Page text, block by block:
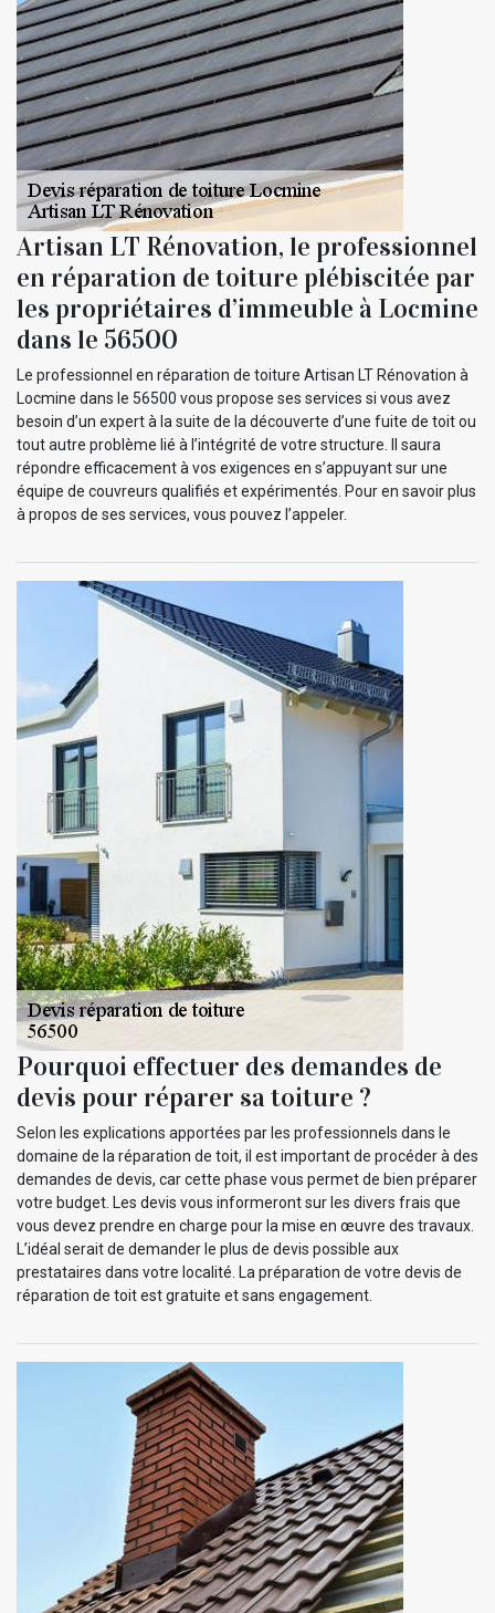
Artisan LT Rénovation, le professionnel
en réparation de toiture plébiscitée par
les propriétaires d’immeuble à Locmine
dans le 56500
Le professionnel en réparation de toiture Artisan LT Rénovation à
Locmine dans le 56500 vous propose ses services si vous avez
besoin d’un expert à la suite de la découverte d’une fuite de toit ou
tout autre problème lié à l’intégrité de votre structure. Il saura
répondre efficacement à vos exigences en s’appuyant sur une
équipe de couvreurs qualifiés et expérimentés. Pour en savoir plus
à propos de ses services, vous pouvez l’appeler.
Pourquoi effectuer des demandes de
devis pour réparer sa toiture ?
Selon les explications apportées par les professionnels dans le
domaine de la réparation de toit, il est important de procéder à des
demandes de devis, car cette phase vous permet de bien préparer
votre budget. Les devis vous informeront sur les divers frais que
vous devez prendre en charge pour la mise en œuvre des travaux.
L’idéal serait de demander le plus de devis possible aux
prestataires dans votre localité. La préparation de votre devis de
réparation de toit est gratuite et sans engagement.